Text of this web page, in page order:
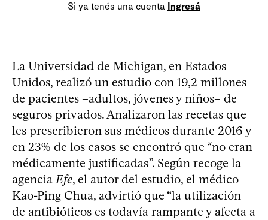
Si ya tenés una cuenta Ingresá
La Universidad de Michigan, en Estados
Unidos, realizó un estudio con 19,2 millones
de pacientes –adultos, jóvenes y niños– de
seguros privados. Analizaron las recetas que
les prescribieron sus médicos durante 2016 y
en 23% de los casos se encontró que “no eran
médicamente justificadas”. Según recoge la
agenciaEfe, el autor del estudio, el médico
Kao-Ping Chua, advirtió que “la utilización
de antibióticos es todavía rampante y afecta a